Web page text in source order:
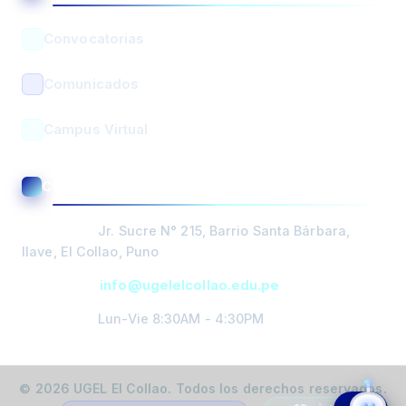
PORTADA
DIRECCIÓN
GESTIÓN
CONTROL
Convocatorias
Comunicados
Campus Virtual
CONTACTO Y ATENCIÓN
Jr. Sucre N° 215, Barrio Santa Bárbara,
Ilave, El Collao, Puno
info@ugelelcollao.edu.pe
Lun-Vie 8:30AM - 4:30PM
© 2026 UGEL El Collao. Todos los derechos reservados.
En línea • Respuesta automática
Horarios Ubicación Contacto Trámites